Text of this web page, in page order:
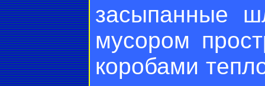
засыпанные
мусором
коробами